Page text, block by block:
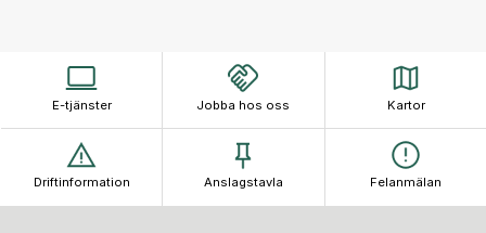
E-tjänster Jobba hos oss Kartor
Driftinformation Anslagstavla Felanmälan